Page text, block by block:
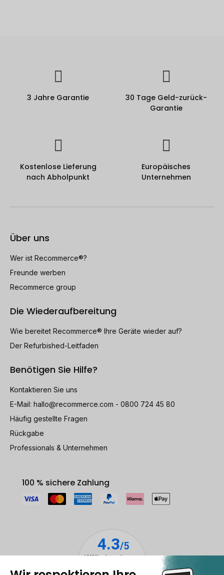
3 Jahre Garantie
30 Tage Geld-zurück-
Garantie
Kostenlose Lieferung
nach Abholpunkt
Europäisches
Unternehmen
Über uns
Wer ist Recommerce®?
Freunde werben
Recommerce group
Die Wiederaufbereitung
Wie bereitet Recommerce® Ihre Geräte wieder auf?
Der Refurbished-Leitfaden
Benötigen Sie Hilfe?
Kontaktieren Sie uns
E-Mail: hallo@recommerce.com - 0800 724 45 80
Häufig gestellte Fragen
Rückgabe
Professionals & Unternehmen
100 % sichere Zahlung